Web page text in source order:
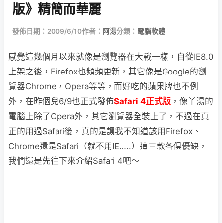
版》精簡而華麗
發佈日期：2009/6/10作者： 阿湯分類： 電腦軟體
感覺這幾個月以來就像是瀏覽器在大戰一樣，自從IE8.0
上架之後，Firefox也頻頻更新，其它像是Google的瀏
覽器Chrome，Opera等等，而好吃的蘋果牌也不例
外，在昨個兒6/9也正式發佈Safari 4正式版 ，像丫湯的
電腦上除了Opera外，其它瀏覽器全裝上了，不過在真
正的用過Safari後，真的是讓我不知道該用Firefox、
Chrome還是Safari（就不用IE…..）這三款各俱優缺，
我們還是先往下來介紹Safari 4吧～